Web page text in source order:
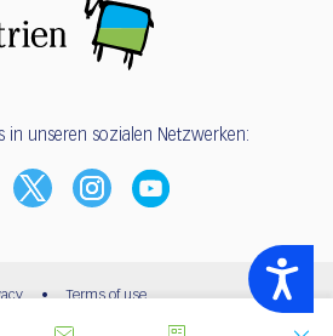
Accessibility
in unseren sozialen Netzwerken:
• Terms of use